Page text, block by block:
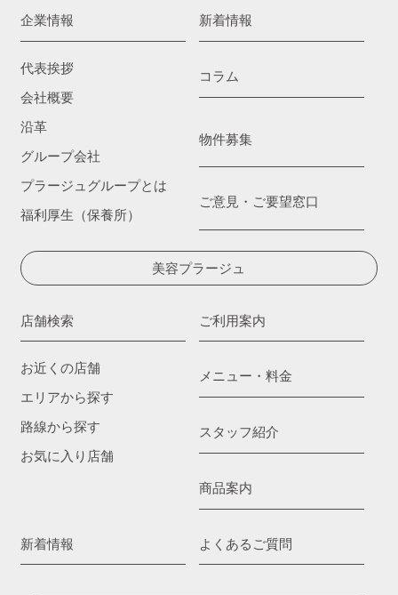
企業情報
代表挨拶
会社概要
沿革
グループ会社
プラージュグループとは
福利厚生（保養所）
新着情報
コラム
物件募集
ご意見・ご要望窓口
美容プラージュ
店舗検索
お近くの店舗
エリアから探す
路線から探す
お気に入り店舗
ご利用案内
メニュー・料金
スタッフ紹介
商品案内
新着情報 よくあるご質問